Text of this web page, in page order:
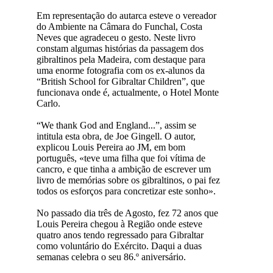
Em representação do autarca esteve o vereador
do Ambiente na Câmara do Funchal, Costa
Neves que agradeceu o gesto. Neste livro
constam algumas histórias da passagem dos
gibraltinos pela Madeira, com destaque para
uma enorme fotografia com os ex-alunos da
“British School for Gibraltar Children”, que
funcionava onde é, actualmente, o Hotel Monte
Carlo.
“We thank God and England...”, assim se
intitula esta obra, de Joe Gingell. O autor,
explicou Louis Pereira ao JM, em bom
português, «teve uma filha que foi vítima de
cancro, e que tinha a ambição de escrever um
livro de memórias sobre os gibraltinos, o pai fez
todos os esforços para concretizar este sonho».
No passado dia três de Agosto, fez 72 anos que
Louis Pereira chegou à Região onde esteve
quatro anos tendo regressado para Gibraltar
como voluntário do Exército. Daqui a duas
semanas celebra o seu 86.º aniversário.